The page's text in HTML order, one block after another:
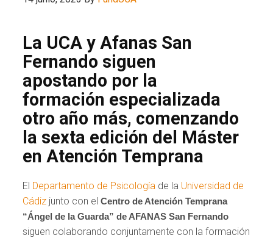
La UCA y Afanas San
Fernando siguen
apostando por la
formación especializada
otro año más, comenzando
la sexta edición del Máster
en Atención Temprana
El Departamento de Psicología de la Universidad de
Cádiz junto con elCentro de Atención Temprana
“Ángel de la Guarda” de AFANAS San Fernando
siguen colaborando conjuntamente con la formación